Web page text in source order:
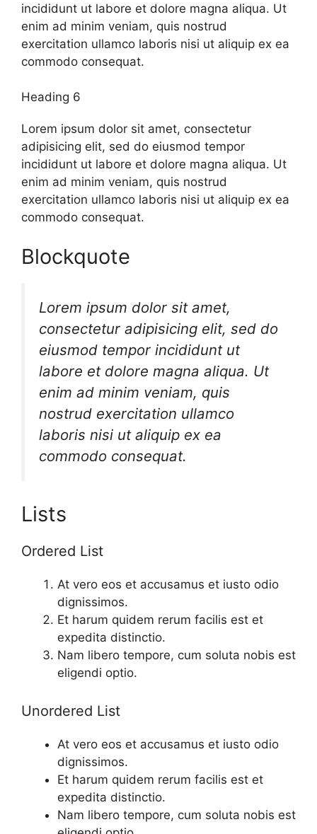
incididunt ut labore et dolore magna aliqua. Ut
enim ad minim veniam, quis nostrud
exercitation ullamco laboris nisi ut aliquip ex ea
commodo consequat.
Heading 6
Lorem ipsum dolor sit amet, consectetur
adipisicing elit, sed do eiusmod tempor
incididunt ut labore et dolore magna aliqua. Ut
enim ad minim veniam, quis nostrud
exercitation ullamco laboris nisi ut aliquip ex ea
commodo consequat.
Blockquote
Lorem ipsum dolor sit amet,
consectetur adipisicing elit, sed do
eiusmod tempor incididunt ut
labore et dolore magna aliqua. Ut
enim ad minim veniam, quis
nostrud exercitation ullamco
laboris nisi ut aliquip ex ea
commodo consequat.
Lists
Ordered List
At vero eos et accusamus et iusto odio
dignissimos.
Et harum quidem rerum facilis est et
expedita distinctio.
Nam libero tempore, cum soluta nobis est
eligendi optio.
Unordered List
At vero eos et accusamus et iusto odio
dignissimos.
Et harum quidem rerum facilis est et
expedita distinctio.
Nam libero tempore, cum soluta nobis est